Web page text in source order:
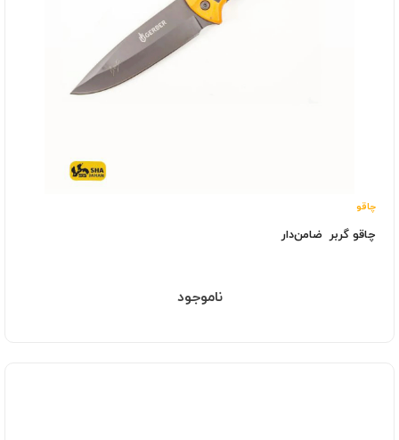
چاقو
چاقو گربر ضامن‌دار
ناموجود